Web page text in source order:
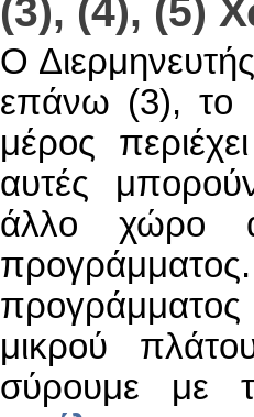
(3), (4), (5)
Ο
επάνω (3), το
μέρος
αυτές
άλλο χώρο
προγράμματος
μικρού
σύρουμε με